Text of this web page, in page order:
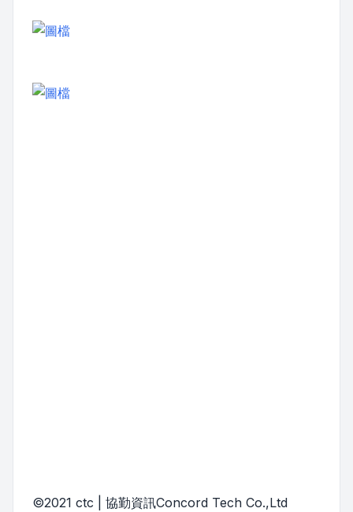
©2021 ctc | 協勤資訊Concord Tech Co.,Ltd